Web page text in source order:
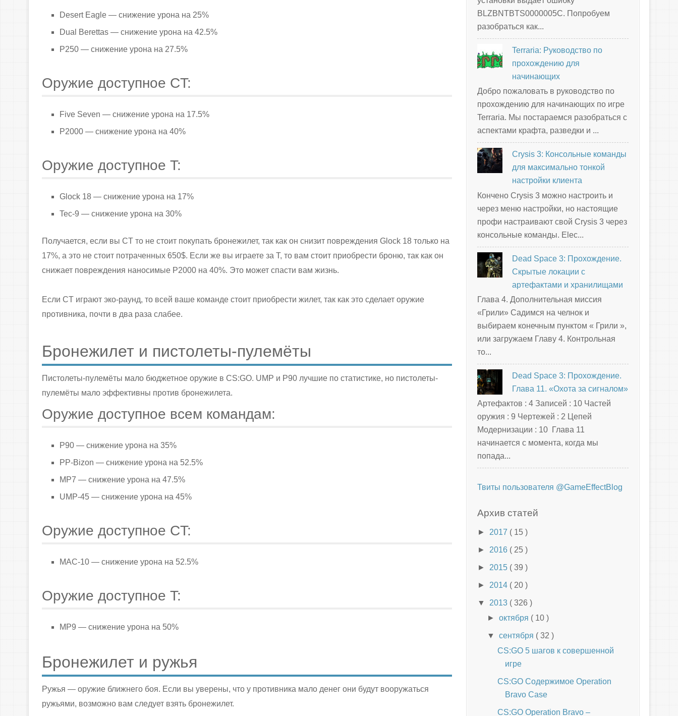
Desert Eagle — снижение урона на 25%
Dual Berettas — снижение урона на 42.5%
P250 — снижение урона на 27.5%
Оружие доступное CT:
Five Seven — снижение урона на 17.5%
P2000 — снижение урона на 40%
Оружие доступное T:
Glock 18 — снижение урона на 17%
Tec-9 — снижение урона на 30%
Получается, если вы CT то не стоит покупать бронежилет, так как он снизит повреждения Glock 18 только на
17%, а это не стоит потраченных 650$. Если же вы играете за T, то вам стоит приобрести броню, так как он
снижает повреждения наносимые P2000 на 40%. Это может спасти вам жизнь.
Если CT играют эко-раунд, то всей ваше команде стоит приобрести жилет, так как это сделает оружие
противника, почти в два раза слабее.
Бронежилет и пистолеты-пулемёты
Пистолеты-пулемёты мало бюджетное оружие в CS:GO. UMP и P90 лучшие по статистике, но пистолеты-
пулемёты мало эффективны против бронежилета.
Оружие доступное всем командам:
P90 — снижение урона на 35%
PP-Bizon — снижение урона на 52.5%
MP7 — снижение урона на 47.5%
UMP-45 — снижение урона на 45%
Оружие доступное CT:
MAC-10 — снижение урона на 52.5%
Оружие доступное T:
MP9 — снижение урона на 50%
Бронежилет и ружья
Ружья — оружие ближнего боя. Если вы уверены, что у противника мало денег они будут вооружаться
ружьями, возможно вам следует взять бронежилет.
BLZBNTBTS0000005C. Попробуем
разобраться как...
Terraria: Руководство по
прохождению для
начинающих
Добро пожаловать в руководство по
прохождению для начинающих по игре
Terraria. Мы постараемся разобраться с
аспектами крафта, разведки и ...
Crysis 3: Консольные команды
для максимально тонкой
настройки клиента
Кончено Crysis 3 можно настроить и
через меню настройки, но настоящие
профи настраивают свой Crysis 3 через
консольные команды. Elec...
Dead Space 3: Прохождение.
Скрытые локации с
артефактами и хранилищами
Глава 4. Дополнительная миссия
«Грили» Садимся на челнок и
выбираем конечным пунктом « Грили »,
или загружаем Главу 4. Контрольная
то...
Dead Space 3: Прохождение.
Глава 11. «Охота за сигналом»
Артефактов : 4 Записей : 10 Частей
оружия : 9 Чертежей : 2 Цепей
Модернизации : 10 Глава 11
начинается с момента, когда мы
попада...
Твиты пользователя @GameEffectBlog
Архив статей
► 2017 ( 15 )
► 2016 ( 25 )
► 2015 ( 39 )
► 2014 ( 20 )
▼ 2013 ( 326 )
►октября ( 10 )
▼сентября ( 32 )
CS:GO 5 шагов к совершенной
игре
CS:GO Содержимое Operation
Bravo Case
CS:GO Operation Bravo –